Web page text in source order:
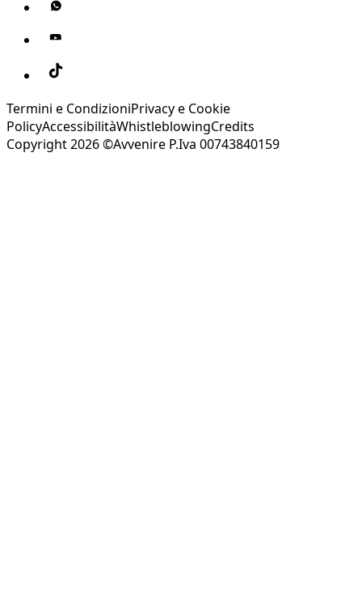
Termini e CondizioniPrivacy e Cookie
PolicyAccessibilitàWhistleblowingCredits
Copyright 2026 ©Avvenire P.Iva 00743840159